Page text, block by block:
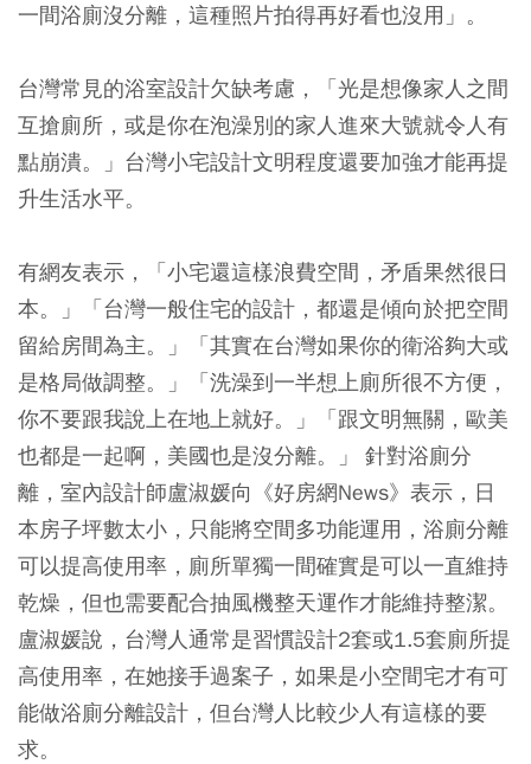
一間浴廁沒分離，這種照片拍得再好看也沒用」。
台灣常見的浴室設計欠缺考慮，
「光是想像家人之間
互搶廁所，或是你在泡澡別的家人進來大號就令人有
點崩潰。」台灣小宅設計文明程度還要加強才能再提
升生活水平。
有網友表示，「小宅還這樣浪費空間，矛盾果然很日
本。」「台灣一般住宅的設計，都還是傾向於把空間
留給房間為主。」「其實在台灣如果你的衛浴夠大或
是格局做調整。」「洗澡到一半想上廁所很不方便，
你不要跟我說上在地上就好。」「跟文明無關，歐美
也都是一起啊，美國也是沒分離。」 針對浴廁分
離，室內設計師盧淑媛向《好房網News》表示，日
本房子坪數太小，只能將空間多功能運用，浴廁分離
可以提高使用率， 廁所單獨一間確實是可以一直維持
乾燥，但也需要配合抽風機整天運作才能維持整潔。
盧淑媛說，台灣人通常是習慣設計2套或1.5套廁所提
高使用率，在她接手過案子，如果是小空間宅才有可
能做浴廁分離設計，但台灣人比較少人有這樣的要
求。